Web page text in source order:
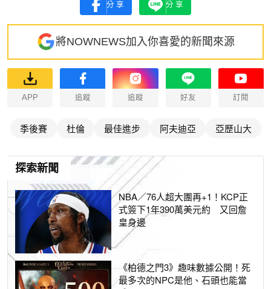
分享 分享
將NOWNEWS加入你喜愛的新聞來源
APP 追蹤 追蹤 好友 訂閱
季後賽 杜倫 最佳進步 阿夫迪亞 亞歷山大
探索新聞
NBA／76人超大團再+1！KCP正
式簽下1年390萬美元約 又回詹
皇身邊
《柏德之門3》趣味數據公開！死
最多次的NPC是他、石頭也能當